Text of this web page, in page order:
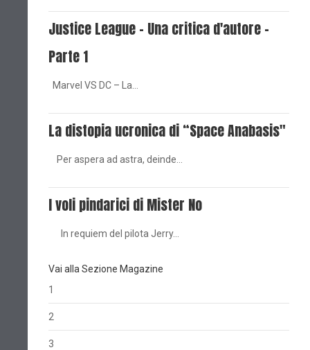
Justice League - Una critica d'autore -
Parte 1
Marvel VS DC – La…
La distopia ucronica di “Space Anabasis"
Per aspera ad astra, deinde…
I voli pindarici di Mister No
In requiem del pilota Jerry…
Vai alla Sezione Magazine
1
2
3